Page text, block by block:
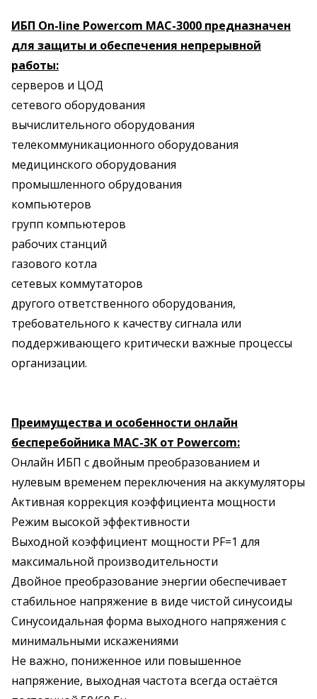
ИБП On-line Powercom MAC-3000 предназначен
для защиты и обеспечения непрерывной
работы:
серверов и ЦОД
сетевого оборудования
вычислительного оборудования
телекоммуникационного оборудования
медицинского оборудования
промышленного обрудования
компьютеров
групп компьютеров
рабочих станций
газового котла
сетевых коммутаторов
другого ответственного оборудования,
требовательного к качеству сигнала или
поддерживающего критически важные процессы
организации.
Преимущества и особенности онлайн
бесперебойника MAC-3K от Powercom:
Онлайн ИБП с двойным преобразованием и
нулевым временем переключения на аккумуляторы
Активная коррекция коэффициента мощности
Режим высокой эффективности
Выходной коэффициент мощности PF=1 для
максимальной производительности
Двойное преобразование энергии обеспечивает
стабильное напряжение в виде чистой синусоиды
Синусоидальная форма выходного напряжения с
минимальными искажениями
Не важно, пониженное или повышенное
напряжение, выходная частота всегда остаётся